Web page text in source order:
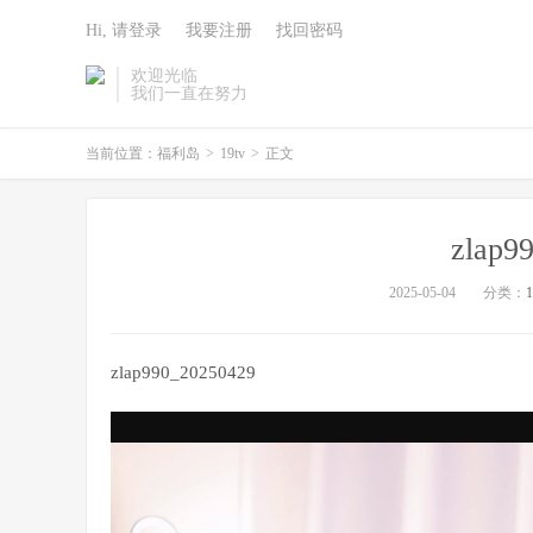
欢迎光临
我们一直在努力
Hi, 请登录 我要注册 找回密码
当前位置： 福利岛 > 19tv > 正文
2025-05-04 分类：
zlap990_20250429